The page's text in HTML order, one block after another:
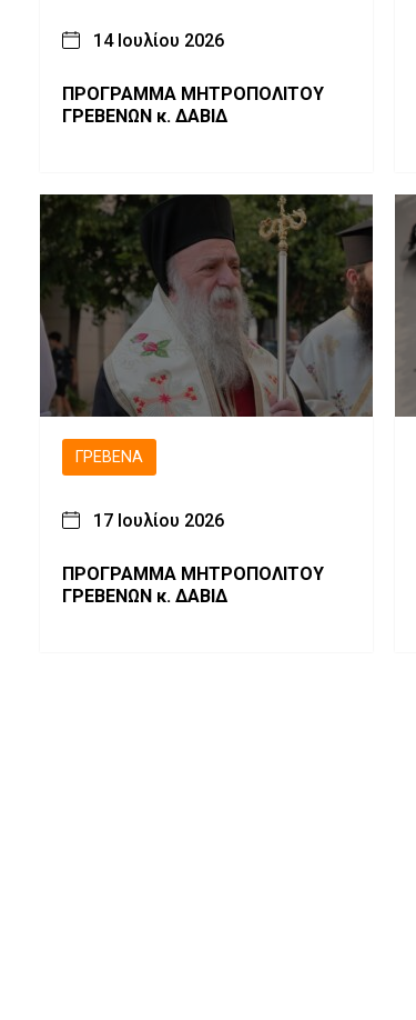
14 Ιουλίου 2026
ΠΡΟΓΡΑΜΜΑ ΜΗΤΡΟΠΟΛΙΤΟΥ
ΓΡΕΒΕΝΩΝ κ. ΔΑΒΙΔ
ΓΡΕΒΕΝΆ
17 Ιουλίου 2026
ΠΡΟΓΡΑΜΜΑ ΜΗΤΡΟΠΟΛΙΤΟΥ
ΓΡΕΒΕΝΩΝ κ. ΔΑΒΙΔ